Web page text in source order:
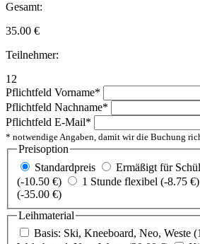
Gesamt:
35.00 €
Teilnehmer:
12
Pflichtfeld Vorname*
Pflichtfeld Nachname*
Pflichtfeld E-Mail*
* notwendige Angaben, damit wir die Buchung
Preisoption
Standardpreis
Ermäßigt für
(-10.50 €)
1 Stunde flexibel (-8.75 €)
(-35.00 €)
Leihmaterial
Basis: Ski, Kneeboard, Neo, Weste